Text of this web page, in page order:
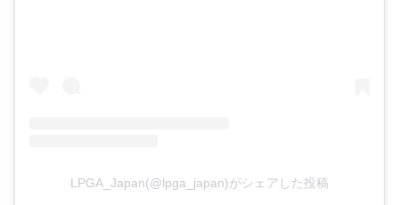
LPGA_Japan(@lpga_japan)がシェアした投稿